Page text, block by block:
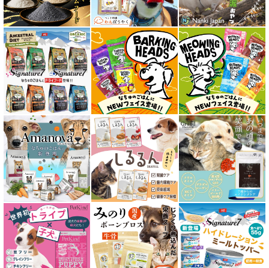
全年齢対応 フード for CAT
キトン用 フード for CAT
成猫用 フード for CAT
シニア猫用 フード for CAT
皮膚・被毛ケア対応 フード for CAT
食物アレルギー対応キャットフード
腎臓ケア対応キャットフード
関節サポート対応 フード for CAT